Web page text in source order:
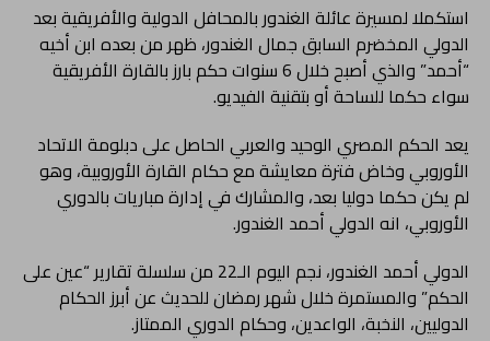
استكملا لمسيرة عائلة الغندور بالمحافل الدولية والأفريقية بعد
الدولي المخضرم السابق جمال الغندور، ظهر من بعده ابن أخيه
“أحمد” والذي أصبح خلال 6 سنوات حكم بارز بالقارة الأفريقية
سواء حكما للساحة أو بتقنية الفيديو.
يعد الحكم المصري الوحيد والعربي الحاصل على دبلومة الاتحاد
الأوروبي وخاض فترة معايشة مع حكام القارة الأوروبية، وهو
لم يكن حكما دوليا بعد، والمشارك في إدارة مباريات بالدوري
الأوروبي، انه الدولي أحمد الغندور.
الدولي أحمد الغندور، نجم اليوم الـ22 من سلسلة تقارير “عين على
الحكم” والمستمرة خلال شهر رمضان للحديث عن أبرز الحكام
الدوليين، النخبة، الواعدين، وحكام الدوري الممتاز.